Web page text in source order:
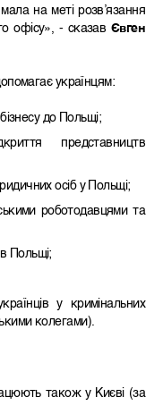
на меті розв’язання
офісу», - сказав Євген
українцям:
до Польщі;
представництв
осіб у Польщі;
роботодавцями та
Польщі;
у кримінальних
колегами).
також у Києві (за